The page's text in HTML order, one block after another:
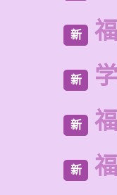
新
新
新
新